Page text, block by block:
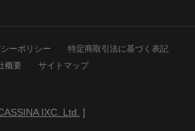
ーポリシー
特定商取引法に基づく表記
概要
サイトマップ
IXC. Ltd. ]